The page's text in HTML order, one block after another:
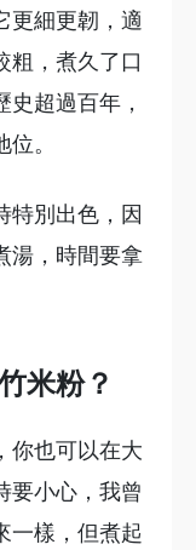
更細更韌，適
粗，煮久了口
超過百年，
。
特別出色，因
湯，時間要拿
米粉？
你也可以在大
要小心，我曾
一樣，但煮起